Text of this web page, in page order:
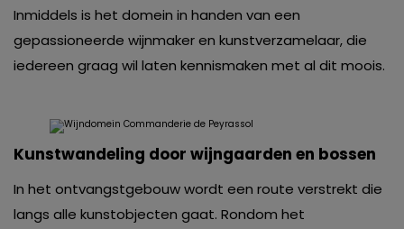
Inmiddels is het domein in handen van een
gepassioneerde wijnmaker en kunstverzamelaar, die
iedereen graag wil laten kennismaken met al dit moois.
Kunstwandeling door wijngaarden en bossen
In het ontvangstgebouw wordt een route verstrekt die
langs alle kunstobjecten gaat. Rondom het